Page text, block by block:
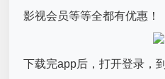
影视会员等等全都有优惠！
下载完app后，打开登录，